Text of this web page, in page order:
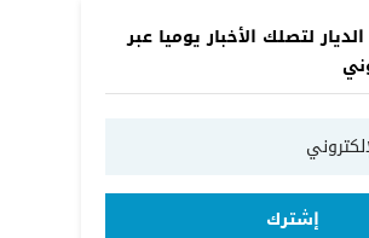
لتصلك الأخبار يوميا عبر
إشترك